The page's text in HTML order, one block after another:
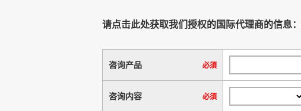
请点击此处获取我们授权的国际代理商的信息：
咨询产品 必須
咨询内容 必須